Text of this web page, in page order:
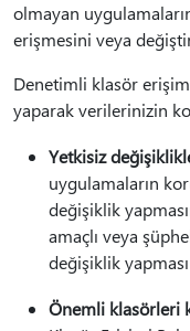
olmayan
erişmesini veya
Denetimli klasör
yaparak verilerinizin
Yetkisiz
uygulamaların
değişiklik
amaçlı veya
değişiklik
Önemli klasörleri